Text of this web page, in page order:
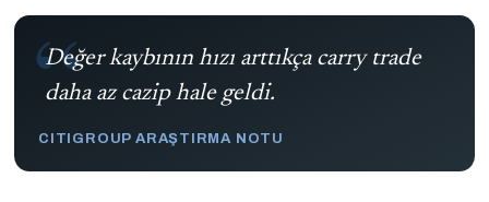
Değer kaybının hızı arttıkça carry trade
daha az cazip hale geldi.
CITIGROUP ARAŞTIRMA NOTU